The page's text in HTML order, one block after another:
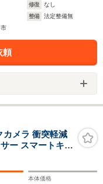
修復
なし
整備
法定整備無
頼
メラ 衝突軽減
ー スマートキー
脱警報 誤発進
本体価格